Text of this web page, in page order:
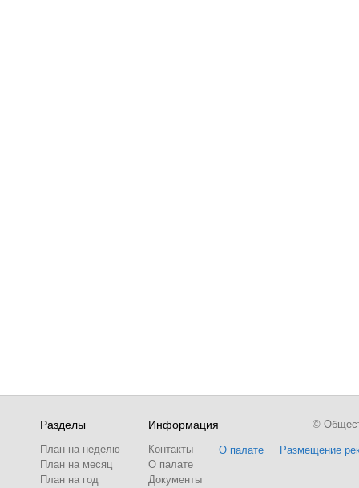
Разделы
План на неделю
План на месяц
План на год
Информация
Контакты
О палате
Документы
О палате Размещение
©